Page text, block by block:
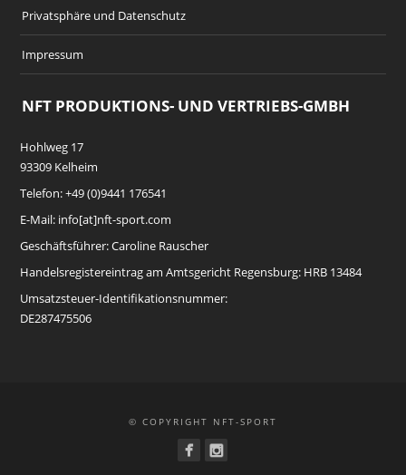
Privatsphäre und Datenschutz
Impressum
NFT PRODUKTIONS- UND VERTRIEBS-GMBH
Hohlweg 17
93309 Kelheim
Telefon: +49 (0)9441 176541
E-Mail: info[at]nft-sport.com
Geschäftsführer: Caroline Rauscher
Handelsregistereintrag am Amtsgericht Regensburg: HRB 13484
Umsatzsteuer-Identifikationsnummer:
DE287475506
© COPYRIGHT NFT-SPORT